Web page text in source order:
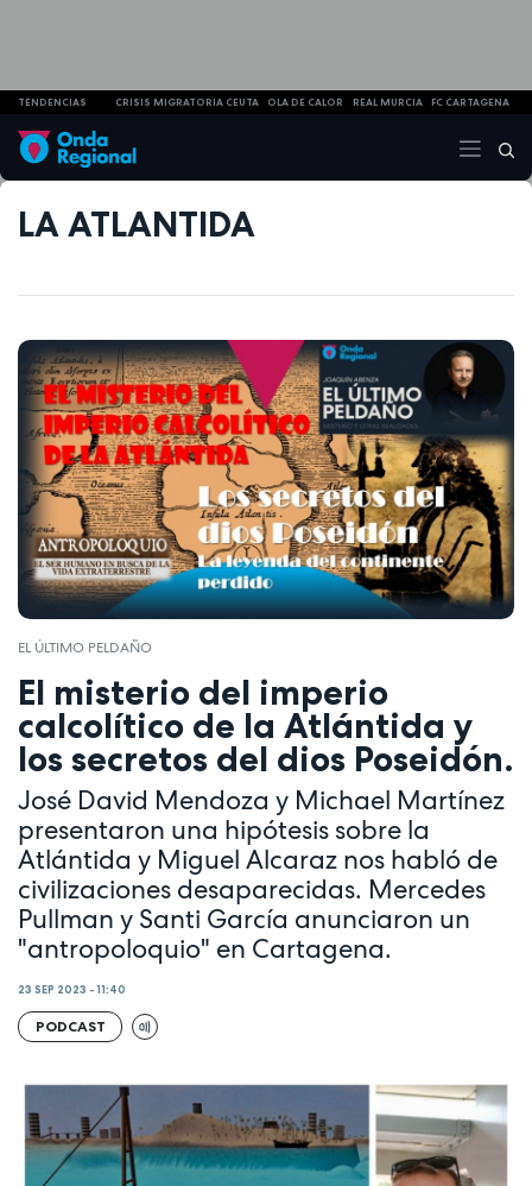
TENDENCIAS CRISIS MIGRATORIA CEUTA OLA DE CALOR REAL MURCIA FC CARTAGENA
LA ATLANTIDA
EL ÚLTIMO PELDAÑO
El misterio del imperio
calcolítico de la Atlántida y
los secretos del dios Poseidón.
José David Mendoza y Michael Martínez
presentaron una hipótesis sobre la
Atlántida y Miguel Alcaraz nos habló de
civilizaciones desaparecidas. Mercedes
Pullman y Santi García anunciaron un
"antropoloquio" en Cartagena.
23 SEP 2023 - 11:40
PODCAST